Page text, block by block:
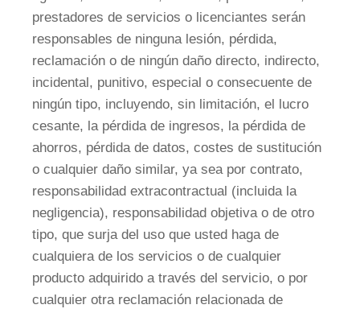
prestadores de servicios o licenciantes serán
responsables de ninguna lesión, pérdida,
reclamación o de ningún daño directo, indirecto,
incidental, punitivo, especial o consecuente de
ningún tipo, incluyendo, sin limitación, el lucro
cesante, la pérdida de ingresos, la pérdida de
ahorros, pérdida de datos, costes de sustitución
o cualquier daño similar, ya sea por contrato,
responsabilidad extracontractual (incluida la
negligencia), responsabilidad objetiva o de otro
tipo, que surja del uso que usted haga de
cualquiera de los servicios o de cualquier
producto adquirido a través del servicio, o por
cualquier otra reclamación relacionada de